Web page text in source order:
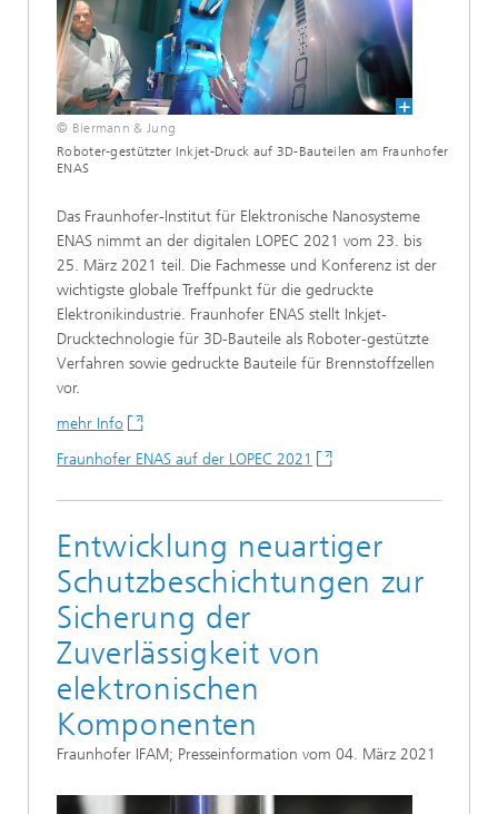
© Biermann & Jung
Roboter-gestützter Inkjet-Druck auf 3D-Bauteilen am Fraunhofer
ENAS
Das Fraunhofer-Institut für Elektronische Nanosysteme
ENAS nimmt an der digitalen LOPEC 2021 vom 23. bis
25. März 2021 teil. Die Fachmesse und Konferenz ist der
wichtigste globale Treffpunkt für die gedruckte
Elektronikindustrie. Fraunhofer ENAS stellt Inkjet-
Drucktechnologie für 3D-Bauteile als Roboter-gestützte
Verfahren sowie gedruckte Bauteile für Brennstoffzellen
vor.
mehr Info
Fraunhofer ENAS auf der LOPEC 2021
Entwicklung neuartiger
Schutzbeschichtungen zur
Sicherung der
Zuverlässigkeit von
elektronischen
Komponenten
Fraunhofer IFAM; Presseinformation vom 04. März 2021